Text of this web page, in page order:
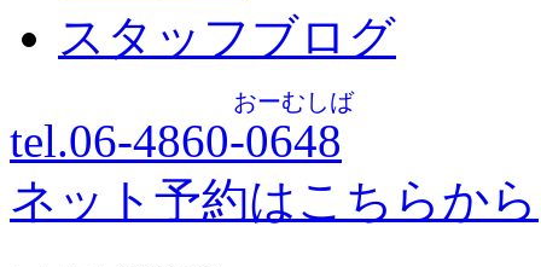
スタッフブログ
tel.06-4860-0648
おーむしば
ネット予約はこちらから